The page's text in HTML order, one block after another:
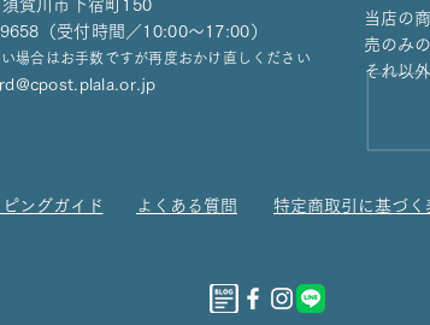
賀川市下宿町150
（受付時間／10:00〜17:00）
場合はお手数ですが再度おかけ直しください
当店の
売のみ
それ以
ングガイド よくある質問 特定商取引に基づく